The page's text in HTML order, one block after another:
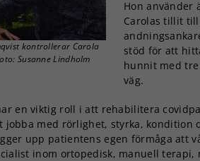
kontrollerar Carola
Susanne Lindholm
Hon använder
Carolas tillit
stöd för att
hunnit med
väg.
en viktig roll i att rehabilitera
jobba med rörlighet, styrka,
upp patientens egen förmåga att
inom ortopedisk, manuell